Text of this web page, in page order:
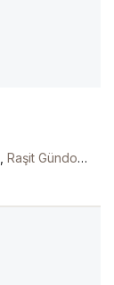
Raşit Gündoğdu